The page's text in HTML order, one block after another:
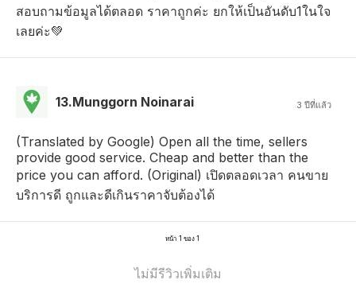
สอบถามข้อมูลได้ตลอด ราคาถูกค่ะ ยกให้เป็นอันดับ1ในใจ
เลยค่ะ💚
13.Munggorn Noinarai 3 ปีที่แล้ว
(Translated by Google) Open all the time, sellers
provide good service. Cheap and better than the
price you can afford. (Original) เปิดตลอดเวลา คนขาย
บริการดี ถูกและดีเกินราคาจับต้องได้
หน้า 1 ของ 1
ไม่มีรีวิวเพิ่มเติม